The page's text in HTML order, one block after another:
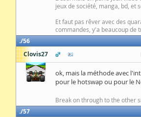
jeux de société, manga, bd, et
Et faut pas rêver avec des
commandes, y'a beaucoup de
56
Clovis27
ok, mais la méthode avec
pour le hotswap ou pour le
Break on through to the other
57